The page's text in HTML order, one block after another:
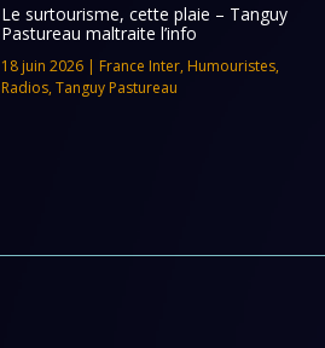
Le surtourisme, cette plaie – Tanguy
Pastureau maltraite l’info
18 juin 2026| France Inter, Humouristes,
Radios, Tanguy Pastureau